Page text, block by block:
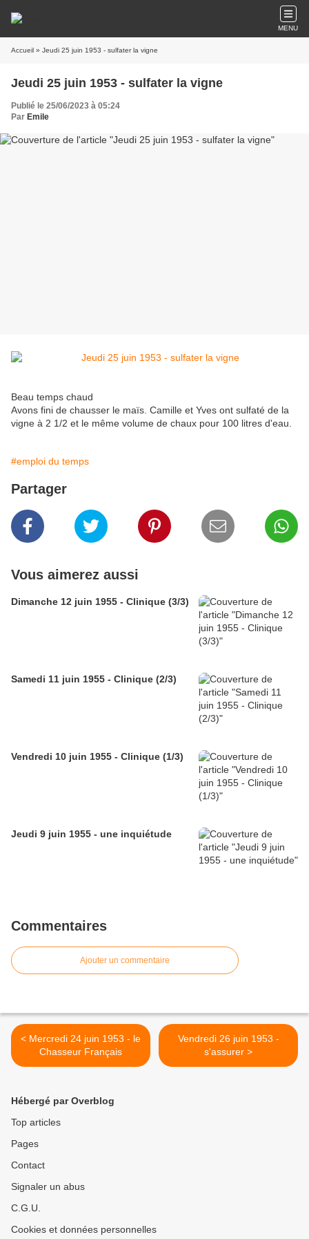
MENU
Accueil » Jeudi 25 juin 1953 - sulfater la vigne
Jeudi 25 juin 1953 - sulfater la vigne
Publié le 25/06/2023 à 05:24
Par Emile
Beau temps chaud
Avons fini de chausser le maïs. Camille et Yves ont sulfaté de la
vigne à 2 1/2 et le même volume de chaux pour 100 litres d'eau.
#emploi du temps
Partager
Vous aimerez aussi
Dimanche 12 juin 1955 - Clinique (3/3)
Samedi 11 juin 1955 - Clinique (2/3)
Vendredi 10 juin 1955 - Clinique (1/3)
Jeudi 9 juin 1955 - une inquiétude
Commentaires
Ajouter un commentaire
< Mercredi 24 juin 1953 - le
Chasseur Français
Vendredi 26 juin 1953 -
s'assurer >
Hébergé par Overblog
Top articles
Pages
Contact
Signaler un abus
C.G.U.
Cookies et données personnelles